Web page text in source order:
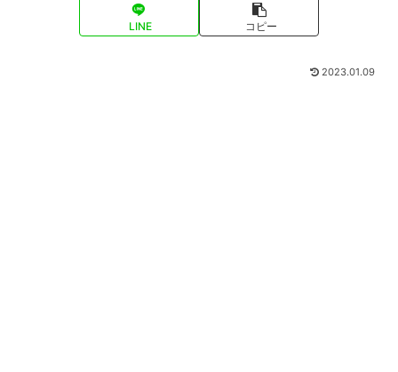
LINE コピー
2023.01.09